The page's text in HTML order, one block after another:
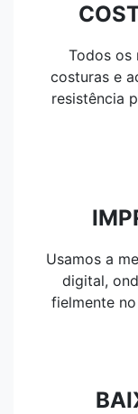
Todos os
costuras e
resistência
Usamos a
digital,
fielmente